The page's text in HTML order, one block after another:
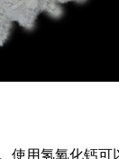
用氢氧化钙